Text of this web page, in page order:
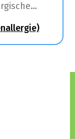
en ogen